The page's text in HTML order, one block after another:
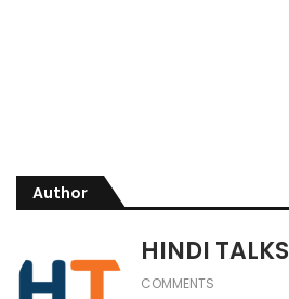
Author
HINDI TALKS
COMMENTS